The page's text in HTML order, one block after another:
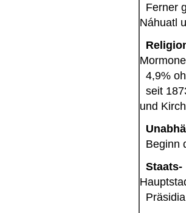
Ferner
Náhuatl
4,9%
seit
und
Beginn